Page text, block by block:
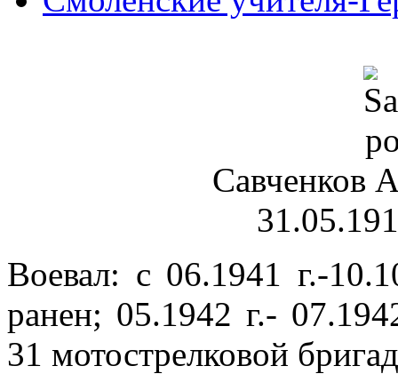
Савченков
Воевал: с 06.1941 г.-
ранен; 05.1942 г.-
31 мотострелковой